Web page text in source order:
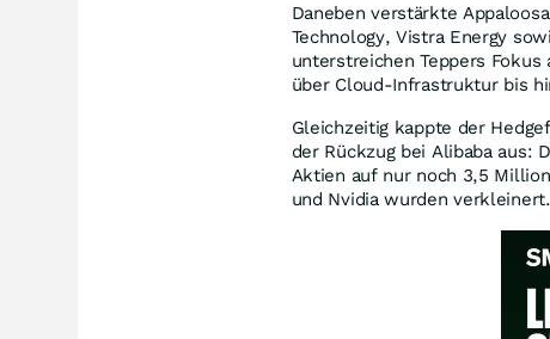
Daneben verstärkte
Technology, Vistra Energy
unterstreichen Teppers
über Cloud-Infrastruktur bis
Gleichzeitig kappte der
der Rückzug bei Alibaba aus:
Aktien auf nur noch 3,5
und Nvidia wurden verkleinert.